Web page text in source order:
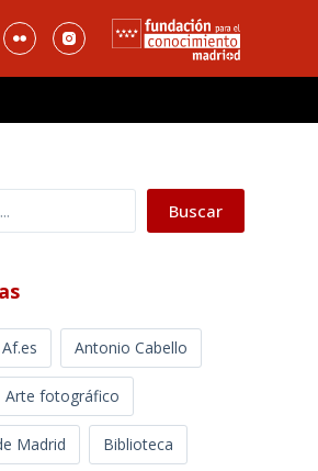
Buscar
Af.es Antonio Cabello
Arte fotográfico
Madrid Biblioteca